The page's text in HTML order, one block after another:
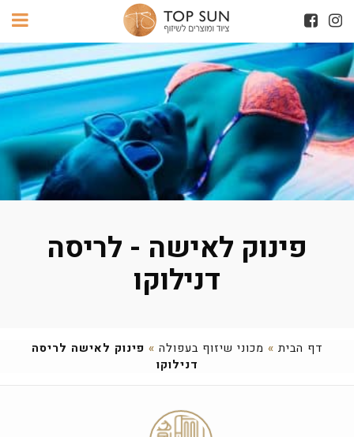
פינוק לאישה - לריסה
דנילוקו
דף הבית » מכוני שיזוף בעפולה » פינוק לאישה לריסה
דנילוקו